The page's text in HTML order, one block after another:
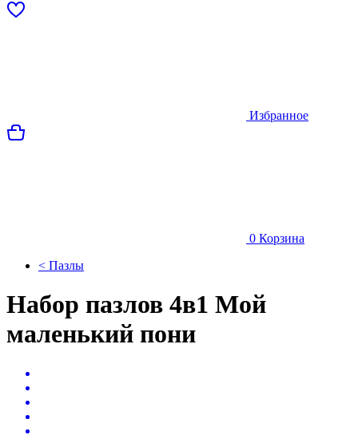
Избранное
0 Корзина
< Пазлы
Набор пазлов 4в1 Мой
маленький пони